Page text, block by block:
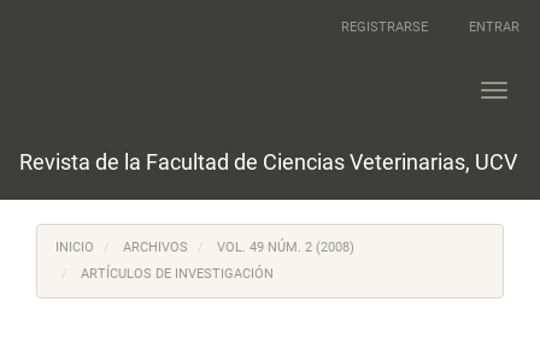
REGISTRARSE ENTRAR
Revista de la Facultad de Ciencias Veterinarias, UCV
INICIO ARCHIVOS
VOL. 49 NÚM. 2 (2008)
ARTÍCULOS DE INVESTIGACIÓN